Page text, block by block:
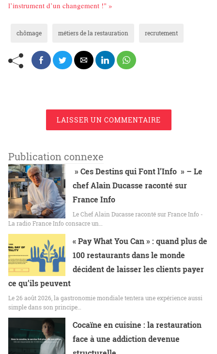
l’instrument d’un changement !" »
chômage métiers de la restauration recrutement
LAISSER UN COMMENTAIRE
Publication connexe
» Ces Destins qui Font l’Info » – Le
chef Alain Ducasse raconté sur
France Info
Le Chef Alain Ducasse raconté sur France Info -
La radio France Info consacre un…
« Pay What You Can » : quand plus de
100 restaurants dans le monde
décident de laisser les clients payer
ce qu’ils peuvent
Le 26 août 2026, la gastronomie mondiale tentera une expérience aussi
simple dans son principe…
Cocaïne en cuisine : la restauration
face à une addiction devenue